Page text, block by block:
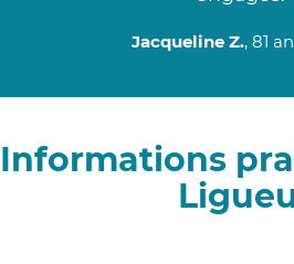
Jacqueline Z., 81
Informations